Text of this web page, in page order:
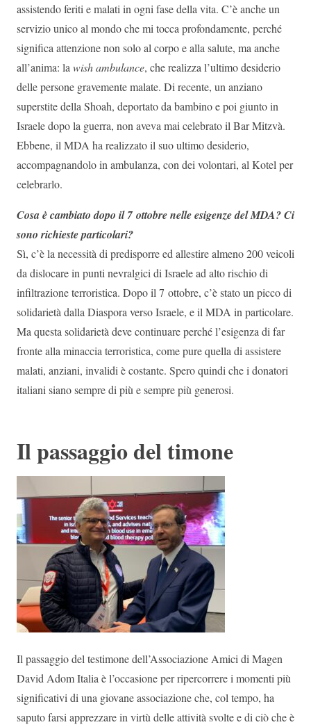
assistendo feriti e malati in ogni fase della vita. C’è anche un
servizio unico al mondo che mi tocca profondamente, perché
significa attenzione non solo al corpo e alla salute, ma anche
all’anima: la wish ambulance, che realizza l’ultimo desiderio
delle persone gravemente malate. Di recente, un anziano
superstite della Shoah, deportato da bambino e poi giunto in
Israele dopo la guerra, non aveva mai celebrato il Bar Mitzvà.
Ebbene, il MDA ha realizzato il suo ultimo desiderio,
accompagnandolo in ambulanza, con dei volontari, al Kotel per
celebrarlo.
Cosa è cambiato dopo il 7 ottobre nelle esigenze del MDA? Ci
sono richieste particolari?
Sì, c’è la necessità di predisporre ed allestire almeno 200 veicoli
da dislocare in punti nevralgici di Israele ad alto rischio di
infiltrazione terroristica. Dopo il 7 ottobre, c’è stato un picco di
solidarietà dalla Diaspora verso Israele, e il MDA in particolare.
Ma questa solidarietà deve continuare perché l’esigenza di far
fronte alla minaccia terroristica, come pure quella di assistere
malati, anziani, invalidi è costante. Spero quindi che i donatori
italiani siano sempre di più e sempre più generosi.
Il passaggio del timone
Il passaggio del testimone dell’Associazione Amici di Magen
David Adom Italia è l’occasione per ripercorrere i momenti più
significativi di una giovane associazione che, col tempo, ha
saputo farsi apprezzare in virtù delle attività svolte e di ciò che è